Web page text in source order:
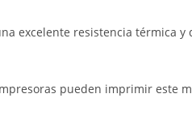
excelente resistencia térmica
pueden imprimir este